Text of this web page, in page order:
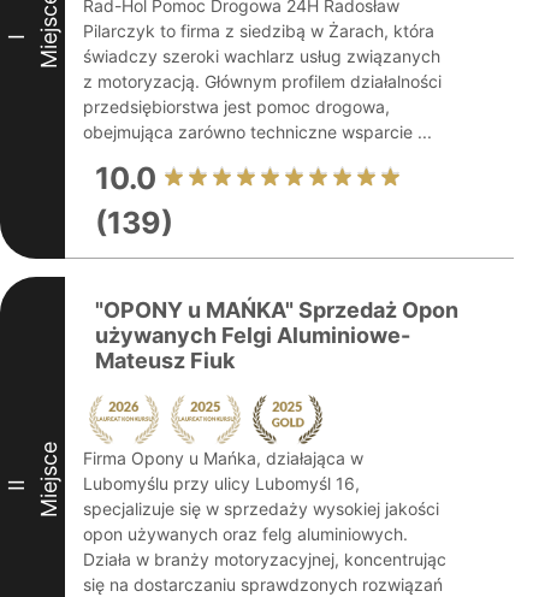
I Miejsce
Rad-Hol Pomoc Drogowa 24H Radosław
Pilarczyk to firma z siedzibą w Żarach, która
świadczy szeroki wachlarz usług związanych
z motoryzacją. Głównym profilem działalności
przedsiębiorstwa jest pomoc drogowa,
obejmująca zarówno techniczne wsparcie ...
10.0
(139)
II Miejsce
"OPONY u MAŃKA" Sprzedaż Opon
używanych Felgi Aluminiowe-
Mateusz Fiuk
Firma Opony u Mańka, działająca w
Lubomyślu przy ulicy Lubomyśl 16,
specjalizuje się w sprzedaży wysokiej jakości
opon używanych oraz felg aluminiowych.
Działa w branży motoryzacyjnej, koncentrując
się na dostarczaniu sprawdzonych rozwiązań